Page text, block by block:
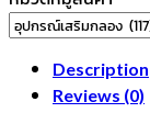
Description
Reviews (0)